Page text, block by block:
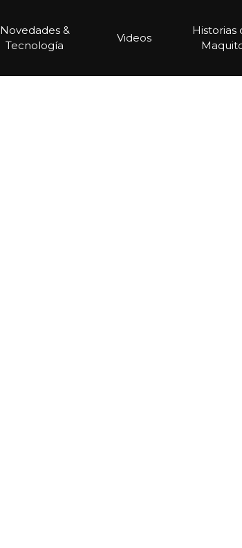
Novedades &
Tecnología
Videos
Historias